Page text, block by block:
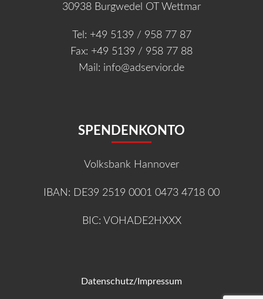
30938 Burgwedel OT Wettmar
Tel: +49 5139 / 958 77 87
Fax: +49 5139 / 958 77 88
Mail: info@adservior.de
SPENDENKONTO
Volksbank Hannover
IBAN: DE39 2519 0001 0473 4718 00
BIC: VOHADE2HXXX
Datenschutz/ Impressum